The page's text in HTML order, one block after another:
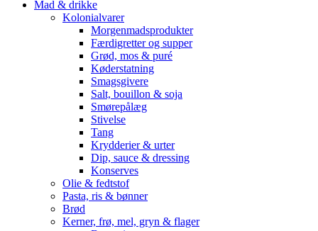
Mad & drikke
Kolonialvarer
Morgenmadsprodukter
Færdigretter og supper
Grød, mos & puré
Køderstatning
Smagsgivere
Salt, bouillon & soja
Smørepålæg
Stivelse
Tang
Krydderier & urter
Dip, sauce & dressing
Konserves
Olie & fedtstof
Pasta, ris & bønner
Brød
Kerner, frø, mel, gryn & flager